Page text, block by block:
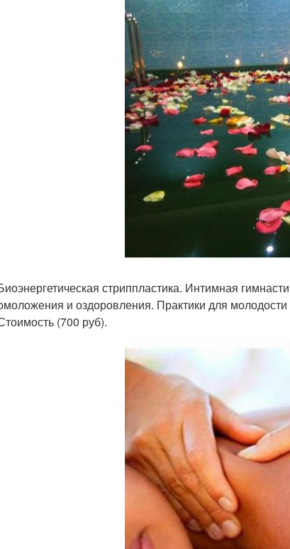
стриппластика. Интимная
и оздоровления. Практики для
(700 руб).